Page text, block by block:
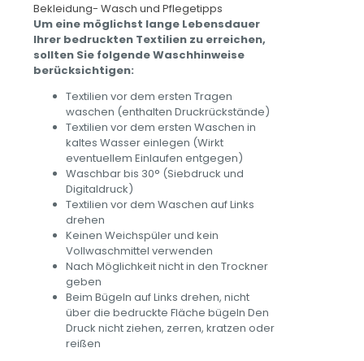
Bekleidung- Wasch und Pflegetipps
Um eine möglichst lange Lebensdauer
Ihrer bedruckten Textilien zu erreichen,
sollten Sie folgende Waschhinweise
berücksichtigen:
Textilien vor dem ersten Tragen
waschen (enthalten Druckrückstände)
Textilien vor dem ersten Waschen in
kaltes Wasser einlegen (Wirkt
eventuellem Einlaufen entgegen)
Waschbar bis 30° (Siebdruck und
Digitaldruck)
Textilien vor dem Waschen auf Links
drehen
Keinen Weichspüler und kein
Vollwaschmittel verwenden
Nach Möglichkeit nicht in den Trockner
geben
Beim Bügeln auf Links drehen, nicht
über die bedruckte Fläche bügeln Den
Druck nicht ziehen, zerren, kratzen oder
reißen